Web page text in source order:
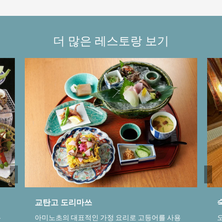
더 많은 레스토랑 보기
교탄고 도리마쓰
아미노초의 대표적인 가정 요리로 고등어를 사용